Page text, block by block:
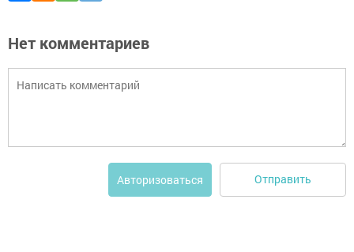
Нет комментариев
Авторизоваться Отправить